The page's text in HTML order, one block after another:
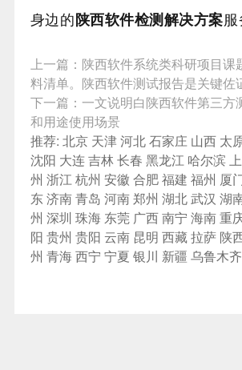
身边的 陕西软件检测解决方案服
上一篇： 陕西软件系统类科研项目课
料清单。陕西软件测试报告是关键佐
下一篇： 一文说明白陕西软件第三方
和用途使用场景
推荐: 北京 天津河北石家庄 山西 太
沈阳 大连吉林长春 黑龙江 哈尔滨
州 浙江杭州 安徽 合肥福建 福州 厦
东济南青岛 河南郑州 湖北武汉 湖
州 深圳 珠海 东莞 广西南宁 海南重
阳 贵州 贵阳 云南 昆明 西藏拉萨 陕
州 青海西宁 宁夏 银川 新疆 乌鲁木齐